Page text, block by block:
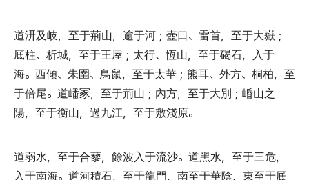
道汧及岐， 至于荊山， 逾于河 ； 壺口、 雷首， 至于大嶽 ；
厎柱、 析城， 至于王屋 ； 太行、恆山， 至于碣石，
入于
海。 西傾、 朱圉、 鳥鼠， 至于太華 ； 熊耳、 外方、 桐柏， 至
于倍尾。 道嶓冢， 至于荊山 ； 內方， 至于大別 ； 崏山之
陽， 至于衡山， 過九江， 至于敷淺原。
道弱水， 至于合藜， 餘波入于流沙。 道黑水， 至于三危，
入于南海。 道河積石， 至于龍門， 南至于華陰， 東至于厎